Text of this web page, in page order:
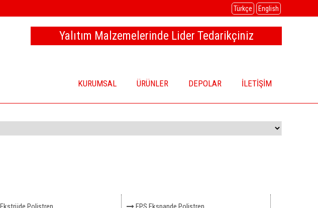
Türkçe English
Yalıtım Malzemelerinde Lider Tedarikçiniz
KURUMSAL ÜRÜNLER DEPOLAR İLETİŞİM